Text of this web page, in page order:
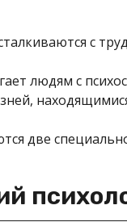
с
людям с
две